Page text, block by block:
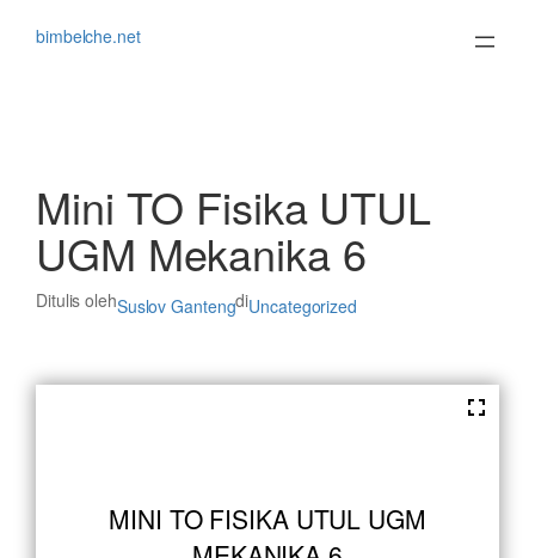
bimbelche.net
Mini TO Fisika UTUL
UGM Mekanika 6
Ditulis olehSuslov GantengdiUncategorized
MINI TO FISIKA UTUL UGM